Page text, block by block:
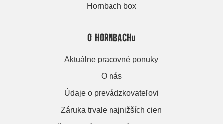
Hornbach box
O HORNBACHu
Aktuálne pracovné ponuky
O nás
Údaje o prevádzkovateľovi
Záruka trvale najnižších cien